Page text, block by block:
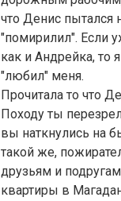
что Денис пытался
"помирилил". Если
как и Андрейка, то
"любил" меня.
Прочитала то что
Походу ты
вы наткнулись на
такой же,
друзьям и
квартиры в